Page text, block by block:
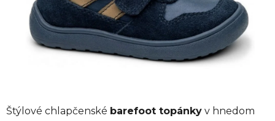
Štýlové chlapčenské barefoot topánky v hnedom